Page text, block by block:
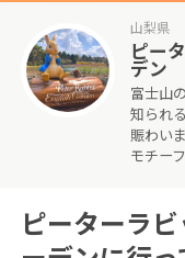
山梨県
ピー
デン
富士山
知られ
賑わい
モチー
ピーターラ